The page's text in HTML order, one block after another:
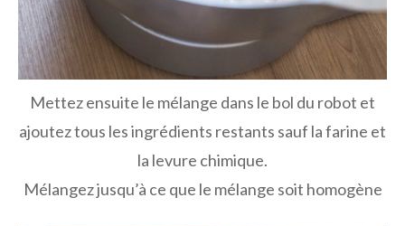
Mettez ensuite le mélange dans le bol du robot et
ajoutez tous les ingrédients restants sauf la farine et
la levure chimique.
Mélangez jusqu’à ce que le mélange soit homogène